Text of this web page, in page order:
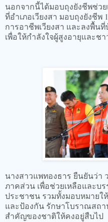
นอกจากนี้ได้มอบถุงยังชีพช่ว
ที่อำเภอเวียงสา มอบถุงยังชีพ
การอาชีพเวียงสา และลงพื้น
เพื่อให้กำลังใจผู้สูงอายุและช
นางสาวแพทองธาร ยืนยันว่า
ภาคส่วน เพื่อช่วยเหลือและบ
ประชาชน รวมทั้งมอบหมาย
และป้องกัน รักษาโบราณสถ
สำคัญของชาติให้คงอยู่สืบไป